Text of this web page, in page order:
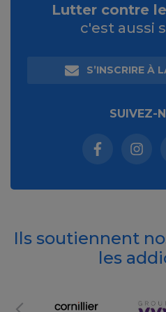
Lutter contre
c'est aussi
S’INSCRIRE À
SUIVEZ-
Facebook
Ils soutiennent
les